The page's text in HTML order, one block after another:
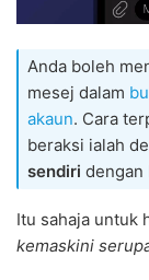
Anda boleh
mesej dalam
akaun. Cara
beraksi ialah
sendiri dengan
Itu sahaja untuk
kemaskini